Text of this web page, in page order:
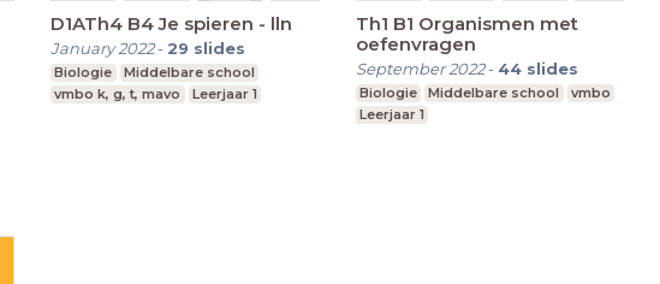
D1ATh4 B4 Je spieren - lln
January 2022- 29 slides
Biologie
Middelbare school
vmbo k, g, t, mavo
Leerjaar 1
Th1 B1 Organismen met
oefenvragen
September 2022- 44 slides
Biologie Middelbare school
vmbo
Leerjaar 1